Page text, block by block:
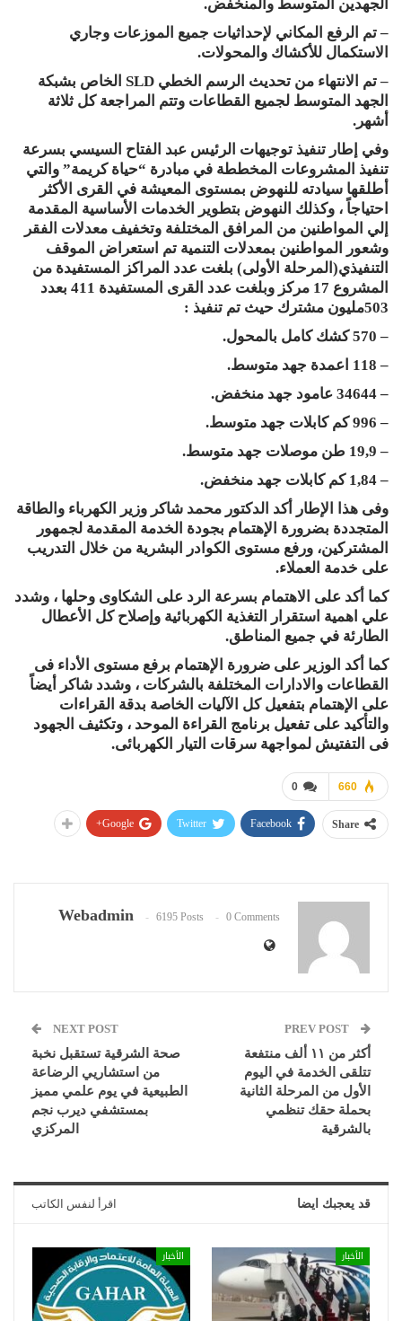
الجهدين المتوسط والمنخفض.
– تم الرفع المكاني لإحداثيات جميع الموزعات وجاري
الاستكمال للأكشاك والمحولات.
– تم الانتهاء من تحديث الرسم الخطي SLD الخاص بشبكة
الجهد المتوسط لجميع القطاعات وتتم المراجعة كل ثلاثة
أشهر.
وفي إطار تنفيذ توجيهات الرئيس عبد الفتاح السيسي بسرعة
تنفيذ المشروعات المخططة في مبادرة “حياة كريمة” والتي
أطلقها سيادته للنهوض بمستوى المعيشة في القرى الأكثر
احتياجاً ، وكذلك النهوض بتطوير الخدمات الأساسية المقدمة
إلي المواطنين من المرافق المختلفة وتخفيف معدلات الفقر
وشعور المواطنين بمعدلات التنمية تم استعراض الموقف
التنفيذي(المرحلة الأولى) بلغت عدد المراكز المستفيدة من
المشروع 17 مركز وبلغت عدد القرى المستفيدة 411 بعدد
503مليون مشترك حيث تم تنفيذ :
– 570 كشك كامل بالمحول.
– 118 اعمدة جهد متوسط.
– 34644 عامود جهد منخفض.
– 996 كم كابلات جهد متوسط.
– 19,9 طن موصلات جهد متوسط.
– 1,84 كم كابلات جهد منخفض.
وفى هذا الإطار أكد الدكتور محمد شاكر وزير الكهرباء والطاقة
المتجددة بضرورة الإهتمام بجودة الخدمة المقدمة لجمهور
المشتركين، ورفع مستوى الكوادر البشرية من خلال التدريب
على خدمة العملاء.
كما أكد على الاهتمام بسرعة الرد على الشكاوى وحلها ، وشدد
علي اهمية استقرار التغذية الكهربائية وإصلاح كل الأعطال
الطارئة في جميع المناطق.
كما أكد الوزير على ضرورة الإهتمام برفع مستوى الأداء فى
القطاعات والادارات المختلفة بالشركات ، وشدد شاكر أيضاً
على الإهتمام بتفعيل كل الآليات الخاصة بدقة القراءات
والتأكيد على تفعيل برنامج القراءة الموحد ، وتكثيف الجهود
فى التفتيش لمواجهة سرقات التيار الكهربائى.
0 660
Share
Facebook
Twitter
Google+
Webadmin 6195 Posts 0 Comments
أكثر من ١١ ألف منتفعة
تتلقى الخدمة في اليوم
الأول من المرحلة الثانية
بحملة حقك تنظمي
بالشرقية
NEXT POST
صحة الشرقية تستقبل نخبة
من استشاريي الرضاعة
الطبيعية في يوم علمي مميز
بمستشفي ديرب نجم
المركزي
قد يعجبك ايضا اقرأ لنفس الكاتب
الأخبار الأخبار